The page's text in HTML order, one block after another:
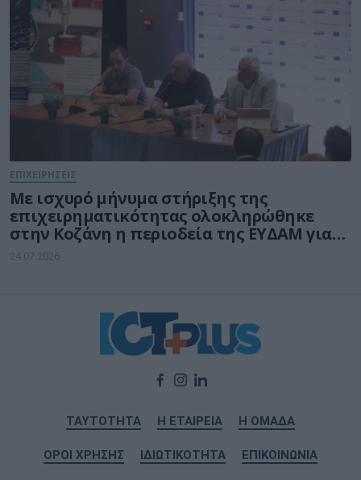
ΕΠΙΧΕΙΡΗΣΕΙΣ
Με ισχυρό μήνυμα στήριξης της
επιχειρηματικότητας ολοκληρώθηκε
στην Κοζάνη η περιοδεία της ΕΥΔΑΜ για
τις νέες δράσεις ύψους 140 εκατ. ευρώ
24.07.2026
ΤΑΥΤΟΤΗΤΑ Η ΕΤΑΙΡΕΙΑ Η ΟΜΑΔΑ
ΟΡΟΙ ΧΡΗΣΗΣ ΙΔΙΩΤΙΚΟΤΗΤΑ ΕΠΙΚΟΙΝΩΝΙΑ